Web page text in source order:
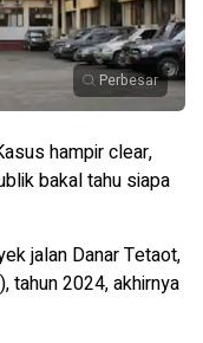
Perbesar
hampir clear,
bakal tahu siapa
jalan Danar Tetaot,
tahun 2024, akhirnya